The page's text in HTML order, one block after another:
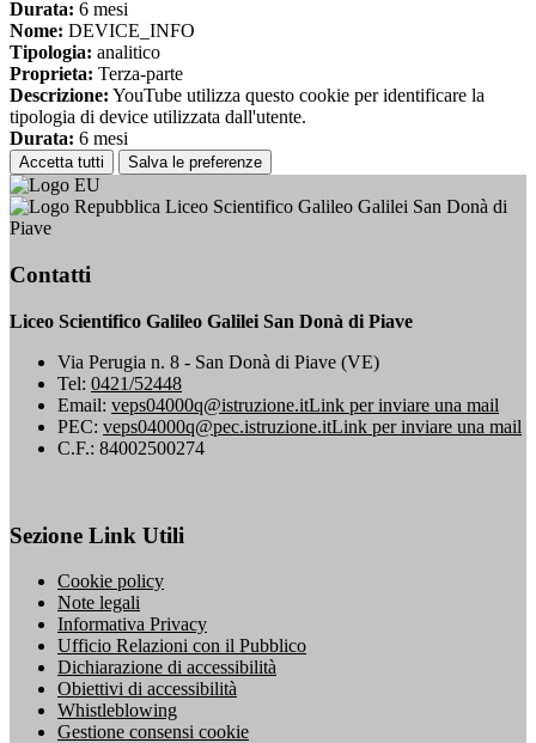
Durata: 6 mesi
Nome: DEVICE_INFO
Tipologia: analitico
Proprieta: Terza-parte
Descrizione: YouTube utilizza questo cookie per identificare la
tipologia di device utilizzata dall'utente.
Durata: 6 mesi
Accetta tutti Salva le preferenze
Liceo Scientifico Galileo Galilei San Donà di
Piave
Contatti
Liceo Scientifico Galileo Galilei San Donà di Piave
Via Perugia n. 8 - San Donà di Piave (VE)
Tel: 0421/52448
Email: veps04000q@istruzione.itLink per inviare una mail
PEC: veps04000q@pec.istruzione.itLink per inviare una mail
C.F.: 84002500274
Sezione Link Utili
Cookie policy
Note legali
Informativa Privacy
Ufficio Relazioni con il Pubblico
Dichiarazione di accessibilità
Obiettivi di accessibilità
Whistleblowing
Gestione consensi cookie